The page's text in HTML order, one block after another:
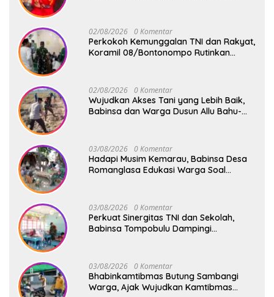
02/08/2026 0 Komentar
Perkokoh Kemunggalan TNI dan Rakyat,
Koramil 08/Bontonompo Rutinkan
02/08/2026 0 Komentar
Wujudkan Akses Tani yang Lebih Baik,
Babinsa dan Warga Dusun Allu Bahu-
03/08/2026 0 Komentar
Hadapi Musim Kemarau, Babinsa Desa
Romanglasa Edukasi Warga Soal
03/08/2026 0 Komentar
Perkuat Sinergitas TNI dan Sekolah,
Babinsa Tompobulu Dampingi
03/08/2026 0 Komentar
Bhabinkamtibmas Butung Sambangi
Warga, Ajak Wujudkan Kamtibmas